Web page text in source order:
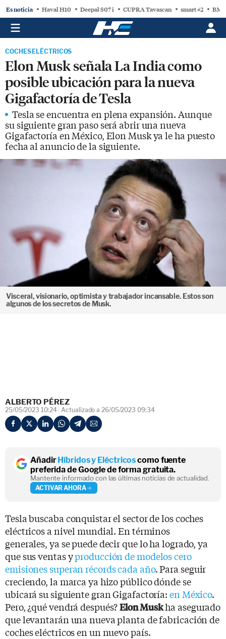
Es noticia Haval H10 Deepal S07 i CUPRA Tavascan smart #2
COCHES ELÉCTRICOS
Elon Musk señala La India como
posible ubicación para la nueva
Gigafactoría de Tesla
Tesla se encuentra en plena expansión. Aunque
su siguiente gran paso será abrir una nueva
Gigafactoría en México, Elon Musk ya le ha puesto
fecha al anuncio de la siguiente.
Visceral, visionario, optimista y trabajador incansable. Estos son
algunos de los secretos de Musk.
ALBERTO PÉREZ
25/05/2023 10:24 Actualizado a 26/05/2023 09:34
AñadirHíbridos y Eléctricoscomo fuente
preferida de Google de forma gratuita.
Mantente informado con las últimas noticias de actualidad.
ACTIVAR AHORA
Tesla buscaba conquistar el sector de los coches
eléctricos a nivel mundial. En términos
generales, ya se puede decir que lo ha logrado, ya
que sus ventas yproducción de modelos cero
emisiones superan récords cada año. Para seguir
creciendo, la marca ya hizo público dónde se
ubicará su siguiente gran Gigafactoría:en México.
Pero, ¿qué vendrá después?Elon Muskha asegurado
que levantarán una nueva planta de fabricación de
coches eléctricos en un nuevo país.